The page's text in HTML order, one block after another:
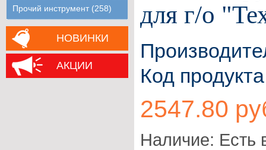
Прочий инструмент (258)
НОВИНКИ
АКЦИИ
для г/о
Код
2547.80
Наличие: Есть